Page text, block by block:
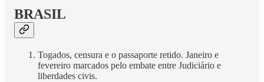
BRASIL
Togados, censura e o passaporte retido. Janeiro e
fevereiro marcados pelo embate entre Judiciário e
liberdades civis.